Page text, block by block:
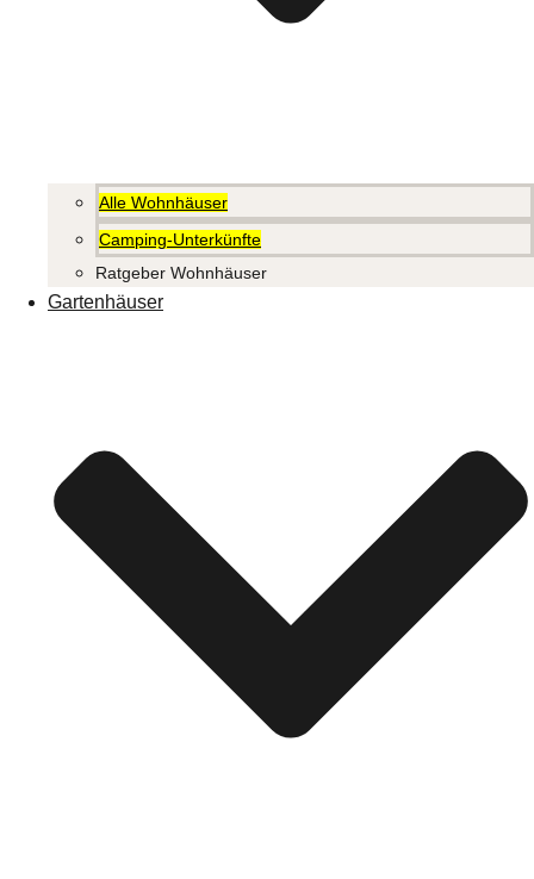
Alle Wohnhäuser
Camping-Unterkünfte
Ratgeber Wohnhäuser
Gartenhäuser